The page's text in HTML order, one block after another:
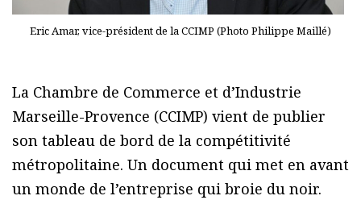
Eric Amar, vice-président de la CCIMP (Photo Philippe Maillé)
La Chambre de Commerce et d’Industrie
Marseille-Provence (CCIMP) vient de publier
son tableau de bord de la compétitivité
métropolitaine. Un document qui met en avant
un monde de l’entreprise qui broie du noir.